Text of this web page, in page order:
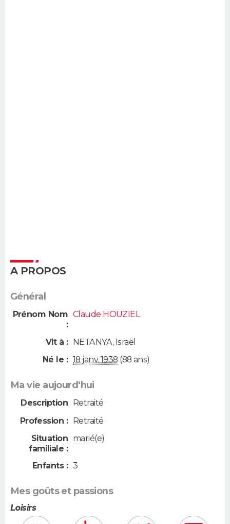
A PROPOS
Général
Prénom Nom
:
Claude HOUZIEL
Vit à : NETANYA, Israël
Né le : 18 janv. 1938 (88 ans)
Ma vie aujourd'hui
Description Retraité
Profession : Retraité
Situation
familiale :
marié(e)
Enfants : 3
Mes goûts et passions
Loisirs